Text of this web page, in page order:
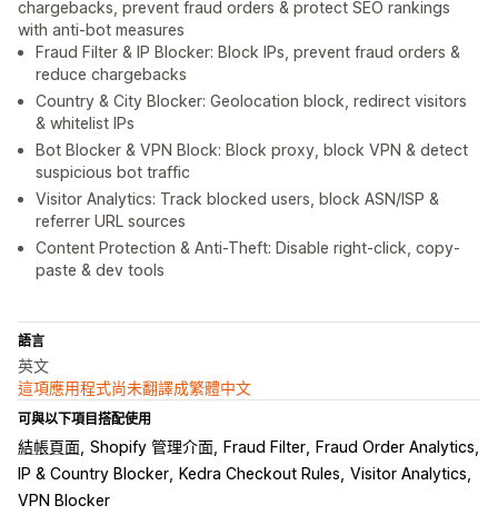
chargebacks, prevent fraud orders & protect SEO rankings
with anti-bot measures
Fraud Filter & IP Blocker: Block IPs, prevent fraud orders &
reduce chargebacks
Country & City Blocker: Geolocation block, redirect visitors
& whitelist IPs
Bot Blocker & VPN Block: Block proxy, block VPN & detect
suspicious bot traffic
Visitor Analytics: Track blocked users, block ASN/ISP &
referrer URL sources
Content Protection & Anti-Theft: Disable right-click, copy-
paste & dev tools
語言
英文
這項應用程式尚未翻譯成繁體中文
可與以下項目搭配使用
結帳頁面 Shopify 管理介面 Fraud Filter
Fraud Order Analytics
IP & Country Blocker
Kedra Checkout Rules Visitor Analytics
VPN Blocker